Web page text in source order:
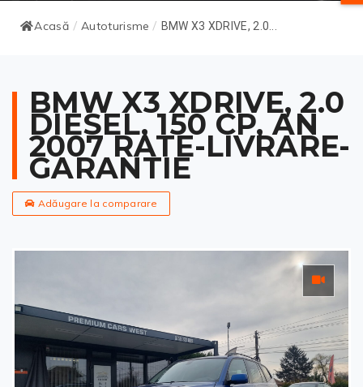
Acasă / Autoturisme / BMW X3 XDRIVE, 2.0...
BMW X3 XDRIVE, 2.0
DIESEL, 150 CP, AN
2007 RATE-LIVRARE-
GARANTIE
Adăugare la comparare